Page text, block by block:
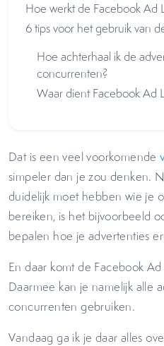
Hoe werkt de Facebook Ad
6 tips voor het gebruik van
Hoe achterhaal ik de
concurrenten?
Waar dient Facebook Ad
Dat is een veel voorkomende
simpeler dan je zou denken.
duidelijk moet hebben wie je
bereiken, is het bijvoorbeeld
bepalen hoe je advertenties
En daar komt de Facebook
Daarmee kan je namelijk alle
concurrenten gebruiken.
Vandaag ga ik je daar alles